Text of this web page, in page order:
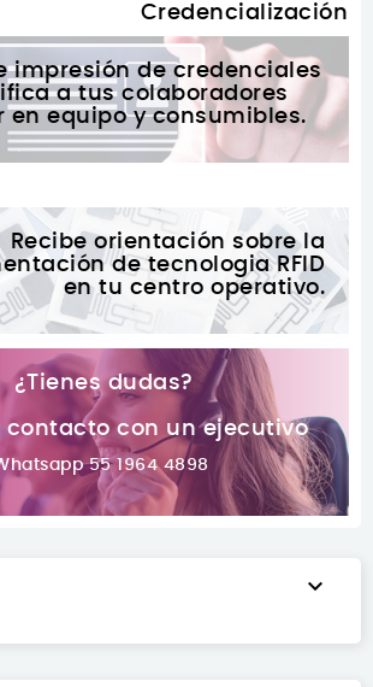
Credencialización
impresión de credenciales
a tus colaboradores
en equipo y consumibles.
Recibe orientación sobre la
de tecnologia RFID
en tu centro operativo.
¿Tienes dudas?
contacto con un ejecutivo
55 1964 4898
